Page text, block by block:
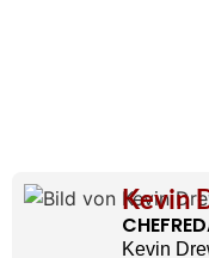
Kevin
Kevin